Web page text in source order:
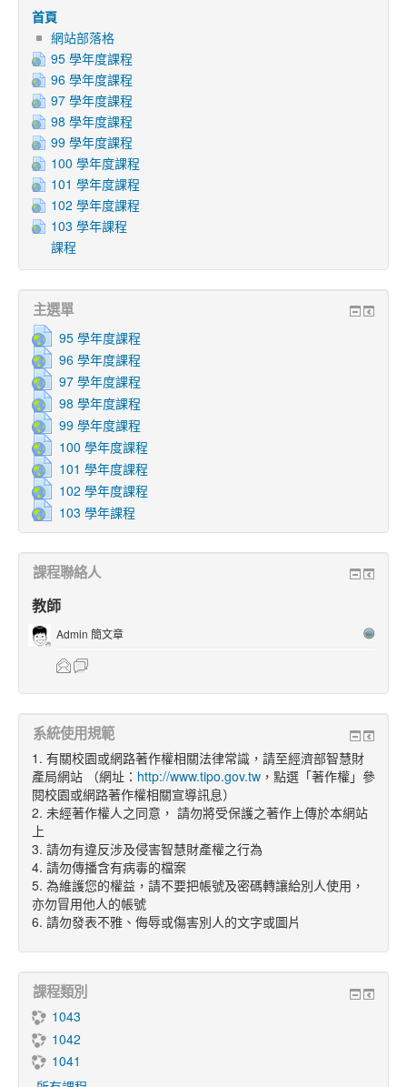
首頁
網站部落格
95 學年度課程
96 學年度課程
97 學年度課程
98 學年度課程
99 學年度課程
100 學年度課程
101 學年度課程
102 學年度課程
103 學年課程
課程
主選單
95 學年度課程
96 學年度課程
97 學年度課程
98 學年度課程
99 學年度課程
100 學年度課程
101 學年度課程
102 學年度課程
103 學年課程
課程聯絡人
教師
Admin 簡文章
系統使用規範
1. 有關校園或網路著作權相關法律常識，請至經濟部智慧財
產局網站 （網址： http://www.tipo.gov.tw ，點選「著作權」參
閱校園或網路著作權相關宣導訊息）
2. 未經著作權人之同意， 請勿將受保護之著作上傳於本網站
上
3. 請勿有違反涉及侵害智慧財產權之行為
4. 請勿傳播含有病毒的檔案
5. 為維護您的權益，請不要把帳號及密碼轉讓給別人使用，
亦勿冒用他人的帳號
6. 請勿發表不雅、侮辱或傷害別人的文字或圖片
課程類別
1043
1042
1041